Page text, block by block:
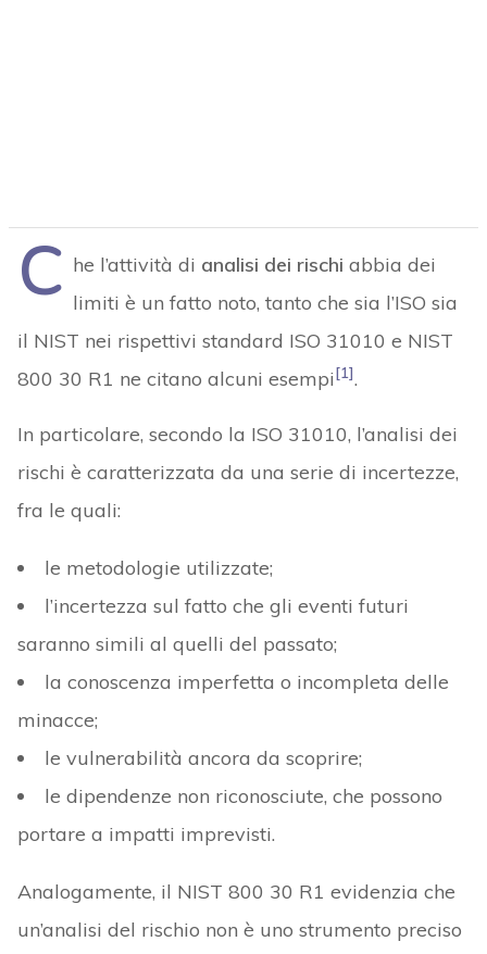
C he l’attività di analisi dei rischi abbia dei
limiti è un fatto noto, tanto che sia l’ISO sia
il NIST nei rispettivi standard ISO 31010 e NIST
800 30 R1 ne citano alcuni esempi[1].
In particolare, secondo la ISO 31010, l’analisi dei
rischi è caratterizzata da una serie di incertezze,
fra le quali:
le metodologie utilizzate;
l’incertezza sul fatto che gli eventi futuri
saranno simili al quelli del passato;
la conoscenza imperfetta o incompleta delle
minacce;
le vulnerabilità ancora da scoprire;
le dipendenze non riconosciute, che possono
portare a impatti imprevisti.
Analogamente, il NIST 800 30 R1 evidenzia che
un’analisi del rischio non è uno strumento preciso